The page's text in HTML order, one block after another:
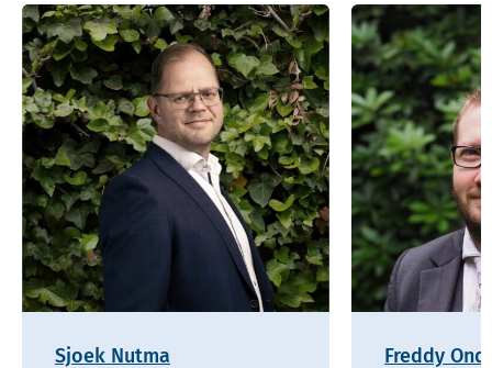
Sjoek Nutma Freddy